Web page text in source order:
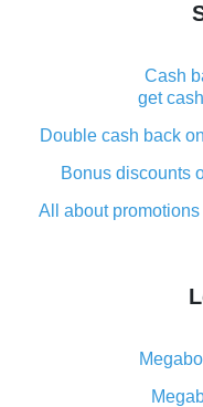
Cash
get
Double cash back
Bonus discounts
All about
What is cash
The best place to
What is the